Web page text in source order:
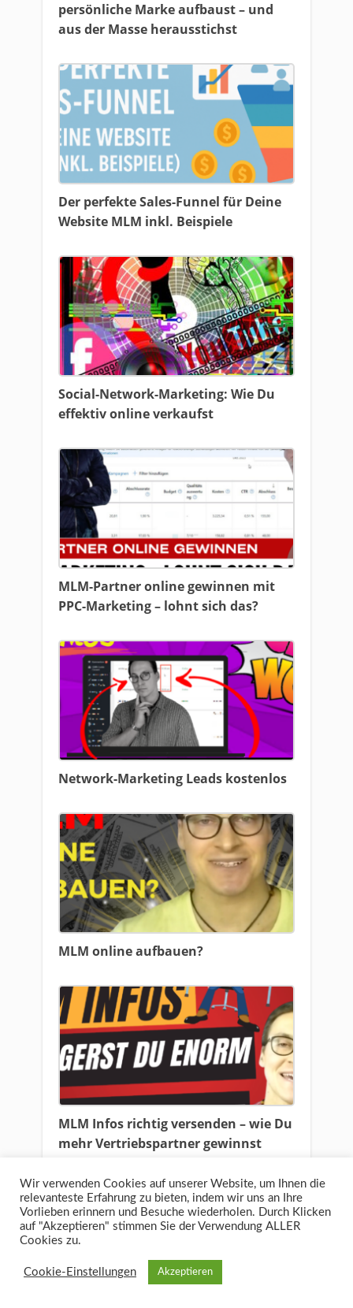
persönliche Marke aufbaust – und
aus der Masse herausstichst
Der perfekte Sales-Funnel für Deine
Website MLM inkl. Beispiele
Social-Network-Marketing: Wie Du
effektiv online verkaufst
MLM-Partner online gewinnen mit
PPC-Marketing – lohnt sich das?
Network-Marketing Leads kostenlos
MLM online aufbauen?
MLM Infos richtig versenden – wie Du
mehr Vertriebspartner gewinnst
Wir verwenden Cookies auf unserer Website, um Ihnen die
relevanteste Erfahrung zu bieten, indem wir uns an Ihre
Vorlieben erinnern und Besuche wiederholen. Durch Klicken
auf "Akzeptieren" stimmen Sie der Verwendung ALLER
Cookies zu.
Cookie-Einstellungen Akzeptieren